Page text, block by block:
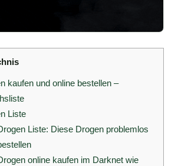
kaufen und online bestellen –
Liste
Liste: Diese Drogen problemlos
online kaufen im Darknet wie